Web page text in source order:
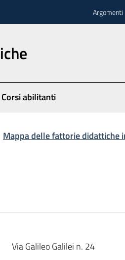
Argomenti
Corsi abilitanti
Mappa delle fattorie didattiche
Descrizione
Via Galileo Galilei n. 24